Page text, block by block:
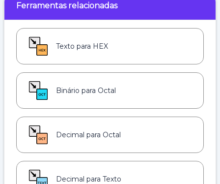
Ferramentas relacionadas
Texto para HEX
Binário para Octal
Decimal para Octal
Decimal para Texto